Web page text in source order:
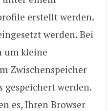
erstellt werden.
werden. Bei
um kleine
Zwischenspeicher
gespeichert werden.
es, Ihren Browser